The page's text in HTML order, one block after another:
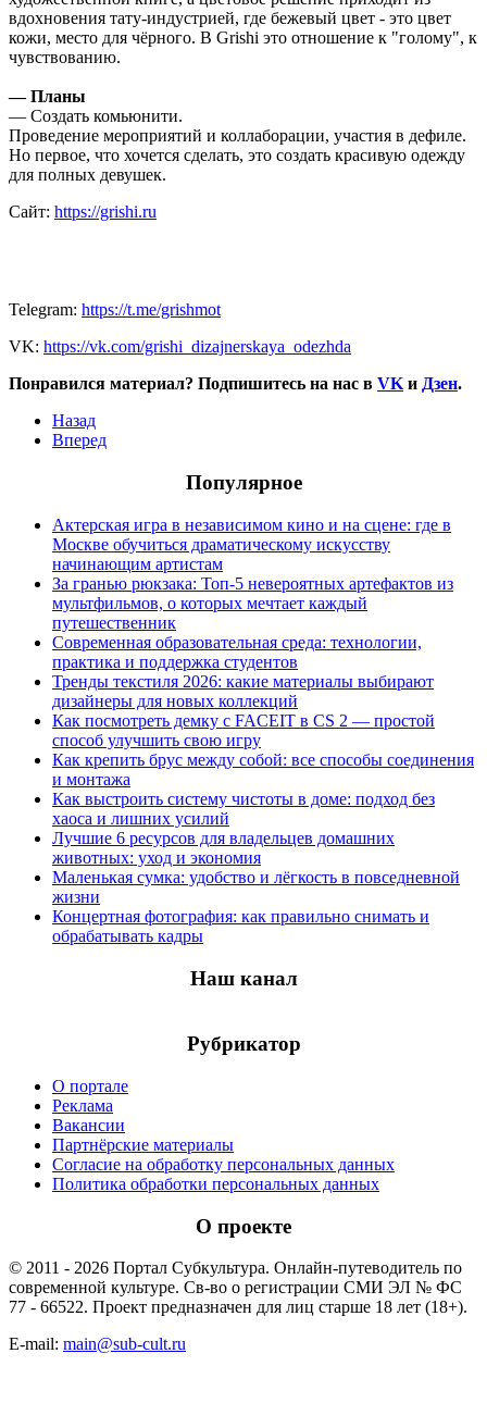
вдохновения тату-индустрией, где бежевый цвет - это цвет
кожи, место для чёрного. В Grishi это отношение к "голому", к
чувствованию.
—Планы
— Создать комьюнити.
Проведение мероприятий и коллаборации, участия в дефиле.
Но первое, что хочется сделать, это создать красивую одежду
для полных девушек.
Сайт: https://grishi.ru
Telegram: https://t.me/grishmot
VK: https://vk.com/grishi_dizajnerskaya_odezhda
Понравился материал? Подпишитесь на нас в VKи Дзен.
Назад
Вперед
Популярное
Актерская игра в независимом кино и на сцене: где в
Москве обучиться драматическому искусству
начинающим артистам
За гранью рюкзака: Топ-5 невероятных артефактов из
мультфильмов, о которых мечтает каждый
путешественник
Современная образовательная среда: технологии,
практика и поддержка студентов
Тренды текстиля 2026: какие материалы выбирают
дизайнеры для новых коллекций
Как посмотреть демку с FACEIT в CS 2 — простой
способ улучшить свою игру
Как крепить брус между собой: все способы соединения
и монтажа
Как выстроить систему чистоты в доме: подход без
хаоса и лишних усилий
Лучшие 6 ресурсов для владельцев домашних
животных: уход и экономия
Маленькая сумка: удобство и лёгкость в повседневной
жизни
Концертная фотография: как правильно снимать и
обрабатывать кадры
Наш канал
Рубрикатор
О портале
Реклама
Вакансии
Партнёрские материалы
Согласие на обработку персональных данных
Политика обработки персональных данных
О проекте
© 2011 - 2026 Портал Субкультура. Онлайн-путеводитель по
современной культуре. Св-во о регистрации СМИ ЭЛ № ФС
77 - 66522. Проект предназначен для лиц старше 18 лет (18+).
E-mail: main@sub-cult.ru